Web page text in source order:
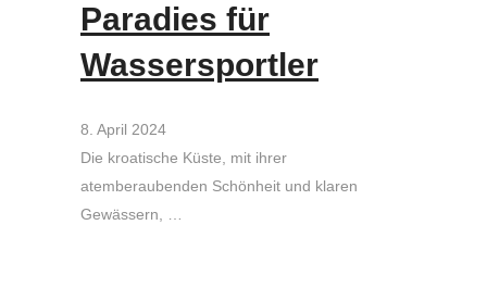
Paradies für
Wassersportler
8. April 2024
Die kroatische Küste, mit ihrer
atemberaubenden Schönheit und klaren
Gewässern, …